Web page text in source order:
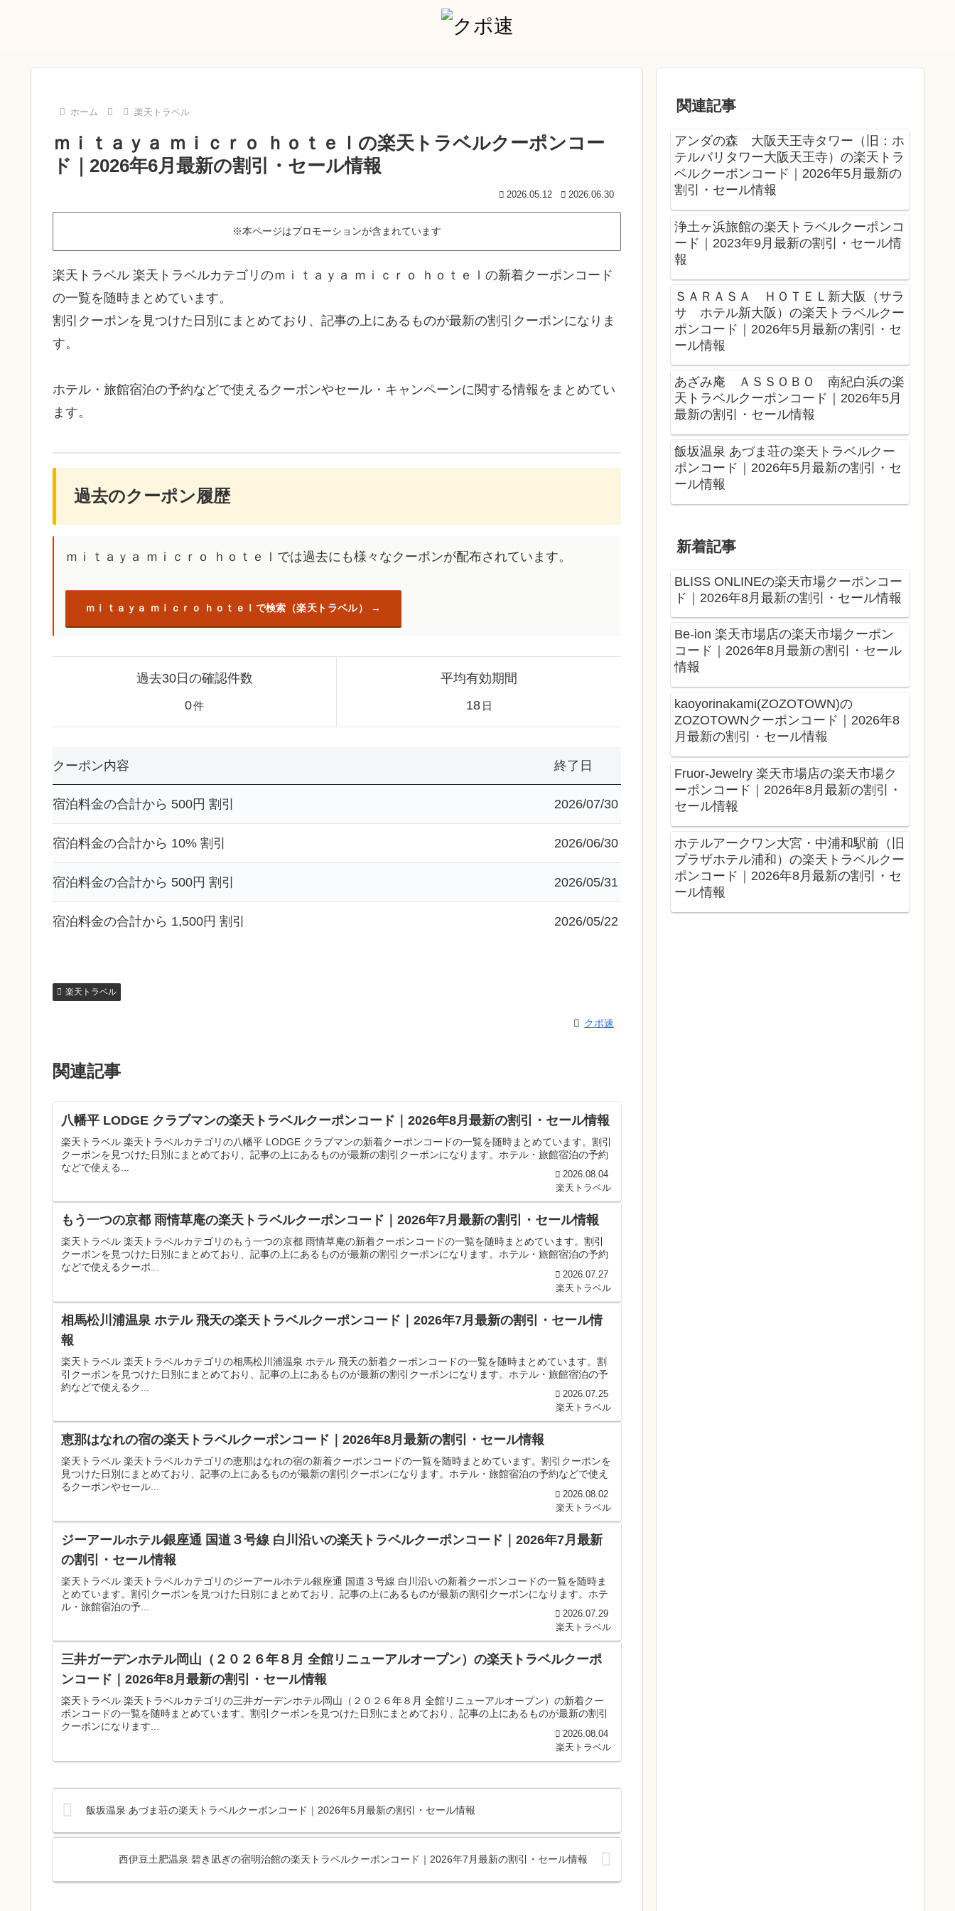
ホーム 楽天トラベル
ｍｉｔａｙａ ｍｉｃｒｏ ｈｏｔｅｌの楽天トラベルクーポンコー
ド｜2026年6月最新の割引・セール情報
2026.05.12 2026.06.30
※本ページはプロモーションが含まれています
楽天トラベル 楽天トラベルカテゴリのｍｉｔａｙａ ｍｉｃｒｏ ｈｏｔｅｌの新着クーポンコード
の一覧を随時まとめています。
割引クーポンを見つけた日別にまとめており、記事の上にあるものが最新の割引クーポンになりま
す。
ホテル・旅館宿泊の予約などで使えるクーポンやセール・キャンペーンに関する情報をまとめてい
ます。
過去のクーポン履歴
ｍｉｔａｙａ ｍｉｃｒｏ ｈｏｔｅｌでは過去にも様々なクーポンが配布されています。
ｍｉｔａｙａ ｍｉｃｒｏ ｈｏｔｅｌで検索（楽天トラベル）
過去30日の確認件数
0件
平均有効期間
18 日
クーポン内容 終了日
宿泊料金の合計から 500円 割引 2026/07/30
宿泊料金の合計から 10% 割引 2026/06/30
宿泊料金の合計から 500円 割引 2026/05/31
宿泊料金の合計から 1,500円 割引 2026/05/22
楽天トラベル
クポ速
関連記事
八幡平 LODGE クラブマンの楽天トラベルクーポンコード｜2026年8月最新の割引・セール情報
楽天トラベル 楽天トラベルカテゴリの八幡平 LODGE クラブマンの新着クーポンコードの一覧を随時まとめています。割引
クーポンを見つけた日別にまとめており、記事の上にあるものが最新の割引クーポンになります。ホテル・旅館宿泊の予約
などで使える...
2026.08.04
楽天トラベル
もう一つの京都 雨情草庵の楽天トラベルクーポンコード｜2026年7月最新の割引・セール情報
楽天トラベル 楽天トラベルカテゴリのもう一つの京都 雨情草庵の新着クーポンコードの一覧を随時まとめています。割引
クーポンを見つけた日別にまとめており、記事の上にあるものが最新の割引クーポンになります。ホテル・旅館宿泊の予約
などで使えるクーポ...
2026.07.27
楽天トラベル
相馬松川浦温泉 ホテル 飛天の楽天トラベルクーポンコード｜2026年7月最新の割引・セール情
報
楽天トラベル 楽天トラベルカテゴリの相馬松川浦温泉 ホテル 飛天の新着クーポンコードの一覧を随時まとめています。割
引クーポンを見つけた日別にまとめており、記事の上にあるものが最新の割引クーポンになります。ホテル・旅館宿泊の予
約などで使えるク...
2026.07.25
楽天トラベル
恵那はなれの宿の楽天トラベルクーポンコード｜2026年8月最新の割引・セール情報
楽天トラベル 楽天トラベルカテゴリの恵那はなれの宿の新着クーポンコードの一覧を随時まとめています。割引クーポンを
見つけた日別にまとめており、記事の上にあるものが最新の割引クーポンになります。ホテル・旅館宿泊の予約などで使え
るクーポンやセール...
2026.08.02
楽天トラベル
ジーアールホテル銀座通 国道３号線 白川沿いの楽天トラベルクーポンコード｜2026年7月最新
の割引・セール情報
楽天トラベル 楽天トラベルカテゴリのジーアールホテル銀座通 国道３号線 白川沿いの新着クーポンコードの一覧を随時ま
とめています。割引クーポンを見つけた日別にまとめており、記事の上にあるものが最新の割引クーポンになります。ホテ
ル・旅館宿泊の予...
2026.07.29
楽天トラベル
三井ガーデンホテル岡山（２０２６年８月 全館リニューアルオープン）の楽天トラベルクーポ
ンコード｜2026年8月最新の割引・セール情報
楽天トラベル 楽天トラベルカテゴリの三井ガーデンホテル岡山（２０２６年８月 全館リニューアルオープン）の新着クー
ポンコードの一覧を随時まとめています。割引クーポンを見つけた日別にまとめており、記事の上にあるものが最新の割引
クーポンになります...
2026.08.04
楽天トラベル
飯坂温泉 あづま荘の楽天トラベルクーポンコード｜2026年5月最新の割引・セール情報
西伊豆土肥温泉 碧き凪ぎの宿明治館の楽天トラベルクーポンコード｜2026年7月最新の割引・セール情報
関連記事
アンダの森 大阪天王寺タワー（旧：ホ
テルバリタワー大阪天王寺）の楽天トラ
ベルクーポンコード｜2026年5月最新の
割引・セール情報
浄土ヶ浜旅館の楽天トラベルクーポンコ
ード｜2023年9月最新の割引・セール情
報
ＳＡＲＡＳＡ ＨＯＴＥＬ新大阪（サラ
サ ホテル新大阪）の楽天トラベルクー
ポンコード｜2026年5月最新の割引・セ
ール情報
あざみ庵 ＡＳＳＯＢＯ 南紀白浜の楽
天トラベルクーポンコード｜2026年5月
最新の割引・セール情報
飯坂温泉 あづま荘の楽天トラベルクー
ポンコード｜2026年5月最新の割引・セ
ール情報
新着記事
BLISS ONLINEの楽天市場クーポンコー
ド｜2026年8月最新の割引・セール情報
Be-ion 楽天市場店の楽天市場クーポン
コード｜2026年8月最新の割引・セール
情報
kaoyorinakami(ZOZOTOWN)の
ZOZOTOWNクーポンコード｜2026年8
月最新の割引・セール情報
Fruor-Jewelry 楽天市場店の楽天市場ク
ーポンコード｜2026年8月最新の割引・
セール情報
ホテルアークワン大宮・中浦和駅前（旧
プラザホテル浦和）の楽天トラベルクー
ポンコード｜2026年8月最新の割引・セ
ール情報